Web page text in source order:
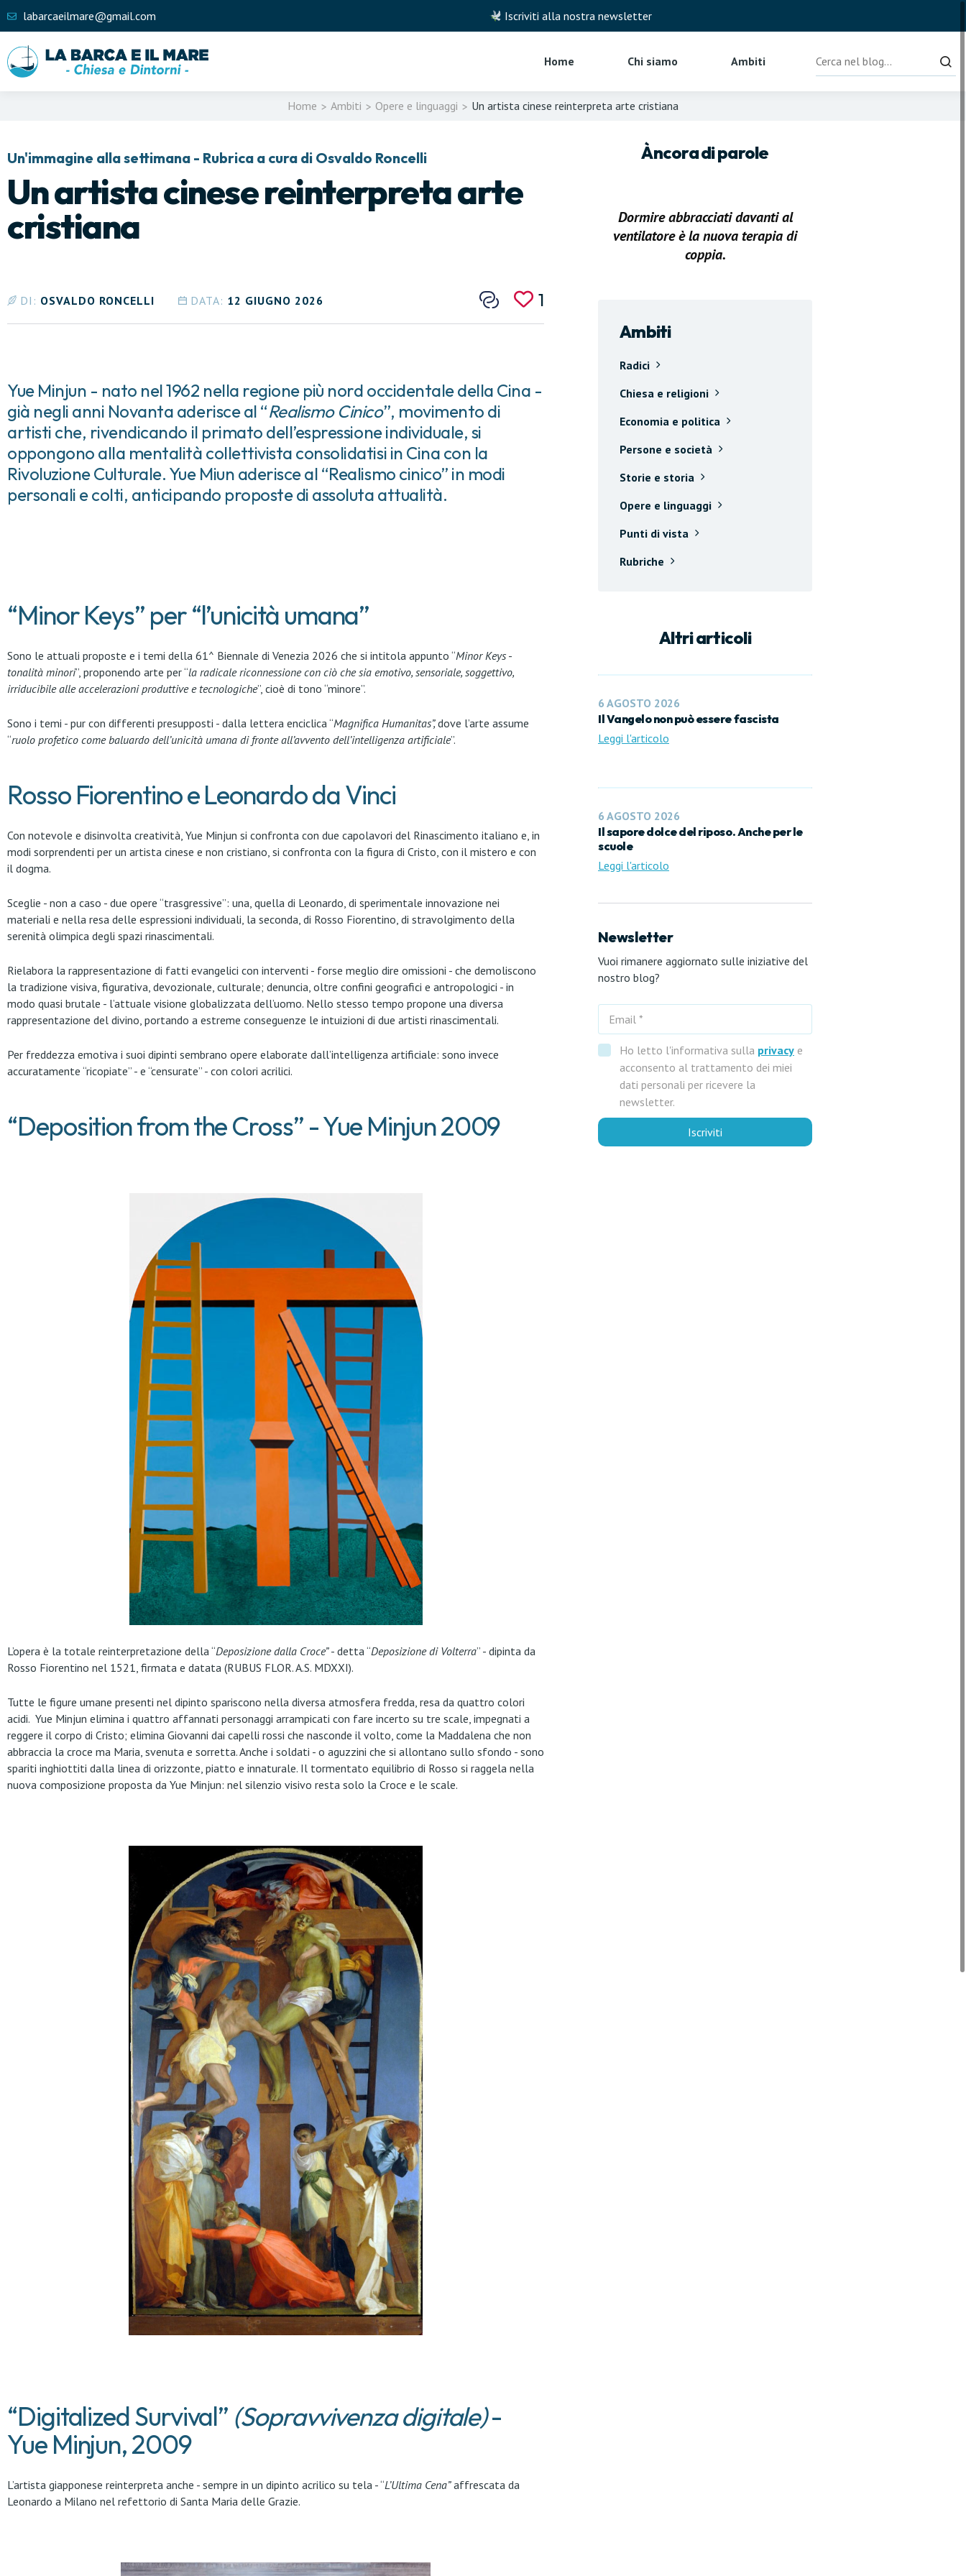
labarcaeilmare@gmail.com ​ Iscriviti alla nostra newsletter
Home Chi siamo Ambiti Cerca
Home > Ambiti > Opere e linguaggi > Un artista cinese reinterpreta arte cristiana
Un'immagine alla settimana - Rubrica a cura di Osvaldo Roncelli
Un artista cinese reinterpreta arte
cristiana
DI: OSVALDO RONCELLI DATA: 12 GIUGNO 2026 1
Yue Minjun - nato nel 1962 nella regione più nord occidentale della Cina -
già negli anni Novanta aderisce al “Realismo Cinico”, movimento di
artisti che, rivendicando il primato dell’espressione individuale, si
oppongono alla mentalità collettivista consolidatisi in Cina con la
Rivoluzione Culturale. Yue Miun aderisce al “Realismo cinico” in modi
personali e colti, anticipando proposte di assoluta attualità.
“Minor Keys” per “l’unicità umana”
Sono le attuali proposte e i temi della 61^ Biennale di Venezia 2026 che si intitola appunto “Minor Keys -
tonalità minori”, proponendo arte per “la radicale riconnessione con ciò che sia emotivo, sensoriale, soggettivo,
irriducibile alle accelerazioni produttive e tecnologiche”, cioè di tono “minore”.
Sono i temi - pur con differenti presupposti - dalla lettera enciclica “Magnifica Humanitas”,dove l’arte assume
“ruolo profetico come baluardo dell’unicità umana di fronte all’avvento dell’intelligenza artificiale”.
Rosso Fiorentino e Leonardo da Vinci
Con notevole e disinvolta creatività, Yue Minjun si confronta con due capolavori del Rinascimento italiano e, in
modi sorprendenti per un artista cinese e non cristiano, si confronta con la figura di Cristo, con il mistero e con
il dogma.
Sceglie - non a caso - due opere “trasgressive”: una, quella di Leonardo, di sperimentale innovazione nei
materiali e nella resa delle espressioni individuali, la seconda, di Rosso Fiorentino, di stravolgimento della
serenità olimpica degli spazi rinascimentali.
Rielabora la rappresentazione di fatti evangelici con interventi - forse meglio dire omissioni - che demoliscono
la tradizione visiva, figurativa, devozionale, culturale; denuncia, oltre confini geografici e antropologici - in
modo quasi brutale - l’attuale visione globalizzata dell’uomo. Nello stesso tempo propone una diversa
rappresentazione del divino, portando a estreme conseguenze le intuizioni di due artisti rinascimentali.
Per freddezza emotiva i suoi dipinti sembrano opere elaborate dall’intelligenza artificiale: sono invece
accuratamente “ricopiate” - e “censurate” - con colori acrilici.
“Deposition from the Cross” - Yue Minjun 2009
L’opera è la totale reinterpretazione della “Deposizione dalla Croce”- detta “Deposizione di Volterra” - dipinta da
Rosso Fiorentino nel 1521, firmata e datata (RUBUS FLOR. A.S. MDXXI).
Tutte le figure umane presenti nel dipinto spariscono nella diversa atmosfera fredda, resa da quattro colori
acidi. Yue Minjun elimina i quattro affannati personaggi arrampicati con fare incerto su tre scale, impegnati a
reggere il corpo di Cristo; elimina Giovanni dai capelli rossi che nasconde il volto, come la Maddalena che non
abbraccia la croce ma Maria, svenuta e sorretta. Anche i soldati - o aguzzini che si allontano sullo sfondo - sono
spariti inghiottiti dalla linea di orizzonte, piatto e innaturale. Il tormentato equilibrio di Rosso si raggela nella
nuova composizione proposta da Yue Minjun: nel silenzio visivo resta solo la Croce e le scale.
“Digitalized Survival” (Sopravvivenza digitale)-
Yue Minjun, 2009
L’artista giapponese reinterpreta anche - sempre in un dipinto acrilico su tela - “L’Ultima Cena”affrescata da
Leonardo a Milano nel refettorio di Santa Maria delle Grazie.
Àncoradi parole
Dormire abbracciati davanti al
ventilatore è la nuova terapia di
coppia.
Ambiti
Radici
Chiesa e religioni
Economia e politica
Persone e società
Storie e storia
Opere e linguaggi
Punti di vista
Rubriche
Altri articoli
6 AGOSTO 2026
Il Vangelo non può essere fascista
Leggi l'articolo
6 AGOSTO 2026
Il sapore dolce del riposo. Anche per le
scuole
Leggi l'articolo
Newsletter
Vuoi rimanere aggiornato sulle iniziative del
nostro blog?
Ho letto l'informativa sulla privacy e
acconsento al trattamento dei miei
dati personali per ricevere la
newsletter.